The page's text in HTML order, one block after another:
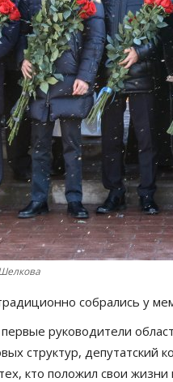
собрались у
руководители
структур,
кто положил свои